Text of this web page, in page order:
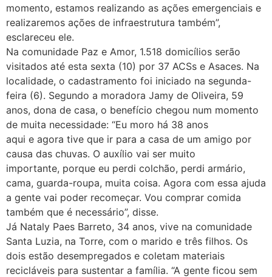
momento, estamos realizando as ações emergenciais e
realizaremos ações de infraestrutura também”,
esclareceu ele.
Na comunidade Paz e Amor, 1.518 domicílios serão
visitados até esta sexta (10) por 37 ACSs e Asaces. Na
localidade, o cadastramento foi iniciado na segunda-
feira (6). Segundo a moradora Jamy de Oliveira, 59
anos, dona de casa, o benefício chegou num momento
de muita necessidade: “Eu moro há 38 anos
aqui e agora tive que ir para a casa de um amigo por
causa das chuvas. O auxílio vai ser muito
importante, porque eu perdi colchão, perdi armário,
cama, guarda-roupa, muita coisa. Agora com essa ajuda
a gente vai poder recomeçar. Vou comprar comida
também que é necessário”, disse.
Já Nataly Paes Barreto, 34 anos, vive na comunidade
Santa Luzia, na Torre, com o marido e três filhos. Os
dois estão desempregados e coletam materiais
recicláveis para sustentar a família. “A gente ficou sem